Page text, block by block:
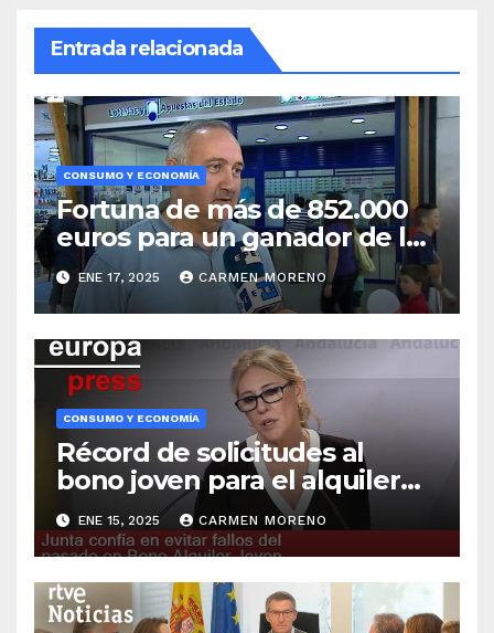
Entrada relacionada
CONSUMO Y ECONOMÍA
Fortuna de más de 852.000
euros para un ganador de la
Bonoloto en la ciudad
ENE 17, 2025 CARMEN MORENO
CONSUMO Y ECONOMÍA
Récord de solicitudes al
bono joven para el alquiler
en poco más de 12 horas:
alcanzan el 89% del límite
establecido
ENE 15, 2025 CARMEN MORENO